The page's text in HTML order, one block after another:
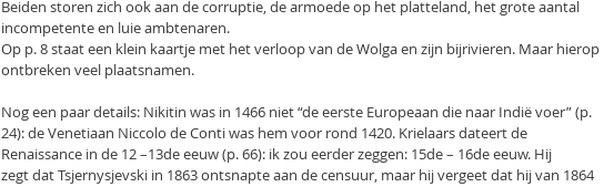
Beiden storen zich ook aan de corruptie, de armoede op het platteland, het grote aantal
incompetente en luie ambtenaren.
Op p. 8 staat een klein kaartje met het verloop van de Wolga en zijn bijrivieren. Maar hierop
ontbreken veel plaatsnamen.
Nog een paar details: Nikitin was in 1466 niet “de eerste Europeaan die naar Indië voer” (p.
24): de Venetiaan Niccolo de Conti was hem voor rond 1420. Krielaars dateert de
Renaissance in de 12 –13de eeuw (p. 66): ik zou eerder zeggen: 15de – 16de eeuw. Hij
zegt dat Tsjernysjevski in 1863 ontsnapte aan de censuur, maar hij vergeet dat hij van 1864